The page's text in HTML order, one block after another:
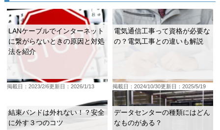
LANケーブルでインターネット
に繋がらないときの原因と対処
法を紹介
掲載日：2023/2/6更新日：2026/1/13
電気通信工事って資格が必要な
の？電気工事との違いも解説
掲載日：2024/10/30更新日：2025/5/19
結束バンドは外れない！？安全
に外す３つのコツ
データセンターの種類にはどん
なものがある？